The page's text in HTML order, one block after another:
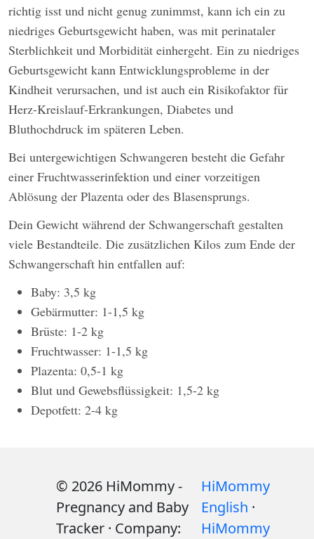
richtig isst und nicht genug zunimmst, kann ich ein zu
niedriges Geburtsgewicht haben, was mit perinataler
Sterblichkeit und Morbidität einhergeht. Ein zu niedriges
Geburtsgewicht kann Entwicklungsprobleme in der
Kindheit verursachen, und ist auch ein Risikofaktor für
Herz-Kreislauf-Erkrankungen, Diabetes und
Bluthochdruck im späteren Leben.
Bei untergewichtigen Schwangeren besteht die Gefahr
einer Fruchtwasserinfektion und einer vorzeitigen
Ablösung der Plazenta oder des Blasensprungs.
Dein Gewicht während der Schwangerschaft gestalten
viele Bestandteile. Die zusätzlichen Kilos zum Ende der
Schwangerschaft hin entfallen auf:
Baby: 3,5 kg
Gebärmutter: 1-1,5 kg
Brüste: 1-2 kg
Fruchtwasser: 1-1,5 kg
Plazenta: 0,5-1 kg
Blut und Gewebsflüssigkeit: 1,5-2 kg
Depotfett: 2-4 kg
© 2026 HiMommy -
Pregnancy and Baby
Tracker · Company:
HiMommy
English ·
HiMommy